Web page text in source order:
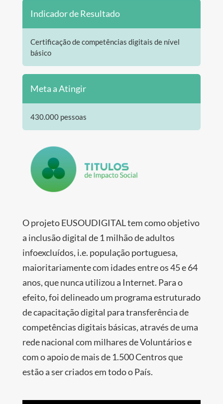
Indicador de Resultado
Certificação de competências digitais de nível
básico
Meta a Atingir
430.000 pessoas
O projeto EUSOUDIGITAL tem como objetivo
a inclusão digital de 1 milhão de adultos
infoexcluídos, i.e. população portuguesa,
maioritariamente com idades entre os 45 e 64
anos, que nunca utilizou a Internet. Para o
efeito, foi delineado um programa estruturado
de capacitação digital para transferência de
competências digitais básicas, através de uma
rede nacional com milhares de Voluntários e
com o apoio de mais de 1.500 Centros que
estão a ser criados em todo o País.